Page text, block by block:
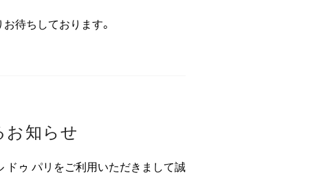
待ちしております。
お知らせ
ドゥ パリをご利用いただきまして誠